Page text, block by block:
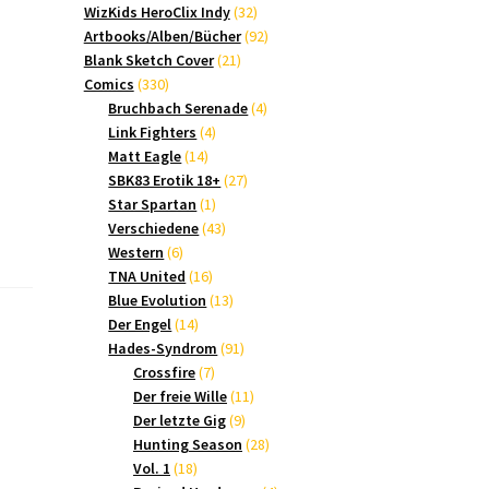
Produkte
WizKids HeroClix Indy 3232
Produkte
Artbooks/Alben/Bücher 9292
Blank Sketch Cover 2121
Comics 330330
Produkte
Bruchbach Serenade 44
Link Fighters 44
Matt Eagle 1414
Produkte
SBK83 Erotik 18+ 2727
Star Spartan 11
Produkt
Verschiedene 4343
Western 66
Produkte
TNA United 1616
Produkte
Blue Evolution 1313
Der Engel 1414
Produkte
Hades-Syndrom 9191
Crossfire 77
Produkte
Der freie Wille 1111
Der letzte Gig 99
Produkte
Hunting Season 2828
Vol. 1 1818